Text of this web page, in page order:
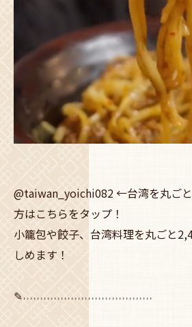
@taiwan_yoichi082 ←台湾を丸ご
方はこちらをタップ！
小籠包や餃子、台湾料理を丸ごと
しめます！
✎˒˒˒˒˒˒˒˒˒˒˒˒˒˒˒˒˒˒˒˒˒˒˒˒˒˒˒˒˒˒˒˒˒˒˒˒˒˒